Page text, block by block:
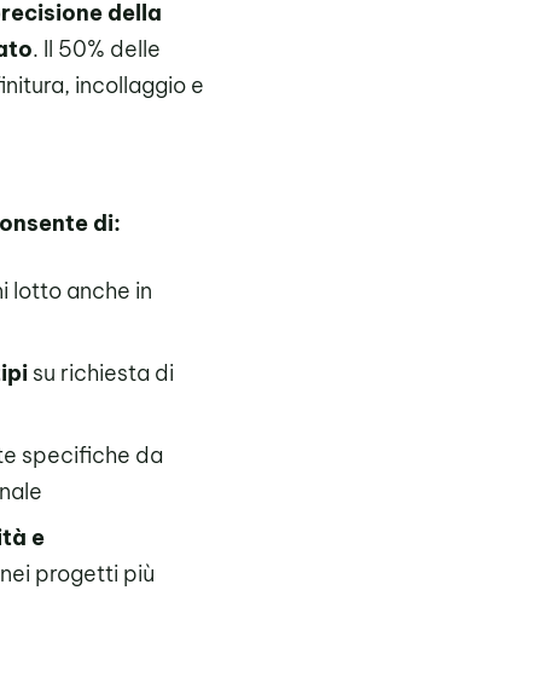
della
. Il 50% delle
incollaggio e
di:
lotto anche in
su richiesta di
specifiche da
e
progetti più